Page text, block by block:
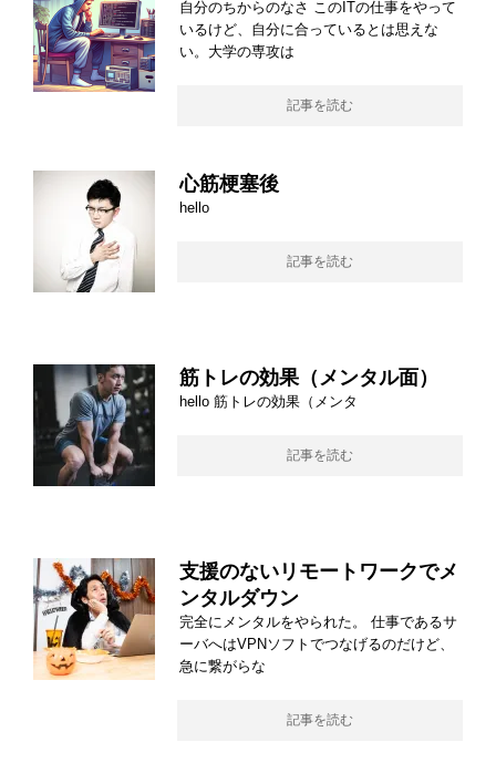
自分のちからのなさ このITの仕事をやって
いるけど、自分に合っているとは思えな
い。大学の専攻は
記事を読む
心筋梗塞後
hello
記事を読む
筋トレの効果（メンタル面）
hello 筋トレの効果（メンタ
記事を読む
支援のないリモートワークでメ
ンタルダウン
完全にメンタルをやられた。 仕事であるサ
ーバへはVPNソフトでつなげるのだけど、
急に繋がらな
記事を読む